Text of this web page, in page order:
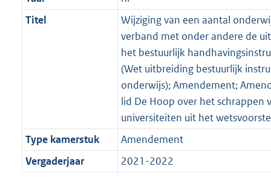
Titel
Wijziging van een aantal
verband met onder andere de
het bestuurlijk
(Wet uitbreiding bestuurlijk
onderwijs); Amendement;
lid De Hoop over het schrappen
universiteiten uit het
Type kamerstuk
Amendement
Vergaderjaar
2021-2022